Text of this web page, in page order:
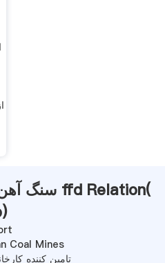
سنگ آهن طلای آسیاب توپ 2 ffd Relation(
)
Coal Mines
تامین کننده